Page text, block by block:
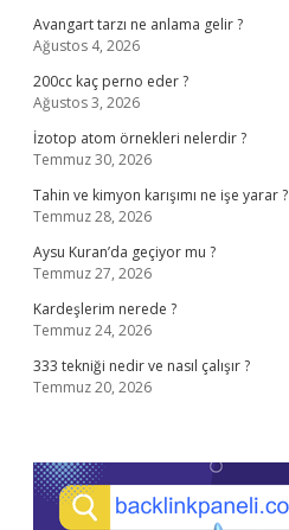
Avangart tarzı ne anlama gelir ?
Ağustos 4, 2026
200cc kaç perno eder ?
Ağustos 3, 2026
İzotop atom örnekleri nelerdir ?
Temmuz 30, 2026
Tahin ve kimyon karışımı ne işe yarar ?
Temmuz 28, 2026
Aysu Kuran’da geçiyor mu ?
Temmuz 27, 2026
Kardeşlerim nerede ?
Temmuz 24, 2026
333 tekniği nedir ve nasıl çalışır ?
Temmuz 20, 2026